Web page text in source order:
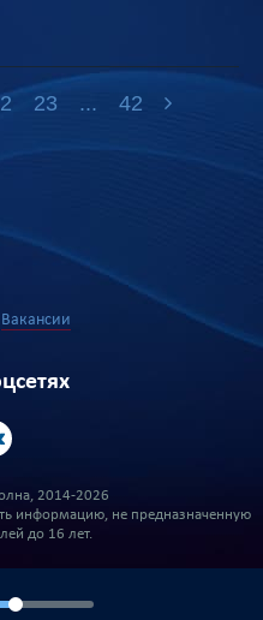
23 ... 42
Вакансии
2014-2026
информацию, не предназначенную
до 16 лет.